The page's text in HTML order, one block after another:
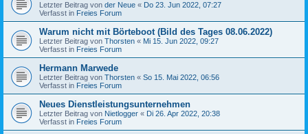
Letzter Beitrag von der Neue « Do 23. Jun 2022, 07:27
Verfasst in Freies Forum
Warum nicht mit Börteboot (Bild des Tages 08.06.2022)
Letzter Beitrag von Thorsten « Mi 15. Jun 2022, 09:27
Verfasst in Freies Forum
Hermann Marwede
Letzter Beitrag von Thorsten « So 15. Mai 2022, 06:56
Verfasst in Freies Forum
Neues Dienstleistungsunternehmen
Letzter Beitrag von Nietlogger « Di 26. Apr 2022, 20:38
Verfasst in Freies Forum